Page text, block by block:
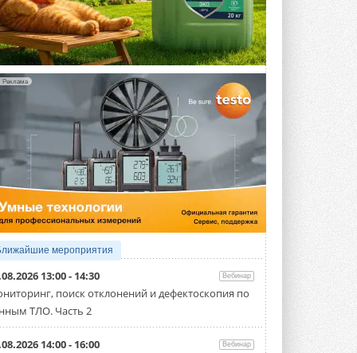
21-й ежегодный форум
«ЦОД-2026»
Мероприятие пройдет 2-3 сентября в
отеле Radisson Slavyanskaya. Форум
посетит более двух тысяч участников ...
ВЧЕРА
Китайская Shenling представила
линейку тепловых насосов
«воздух-вода» на R290
Серия ThermaX R290 All-In-One
включает три модели ...
4 АВГУСТА 2026
Тепловые насосы в связке с
солнечной генерацией и
накопителем снижают
потребление на 60%
Исследователи из Италии установили ...
4 АВГУСТА 2026
«РУСКЛИМАТ Fest 2026» в Уфе
собрал свыше 700 профи
климатической отрасли
Организатором выступил торгово-
производственный холдинг ...
Реклама
мероприятия
13:00 - 14:30 Вебинар
поиск отклонений и дефектоскопия по
ТЛО. Часть 2
14:00 - 16:00 Вебинар